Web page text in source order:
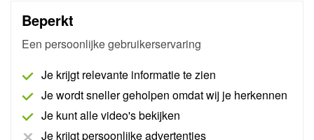
Beperkt
Een persoonlijke gebruikerservaring
Je krijgt relevante informatie te zien
Je wordt sneller geholpen omdat wij je herkennen
Je kunt alle video's bekijken
Je krijgt persoonlijke advertenties
Opel - Chevrolet
AutoNiveau maakt een bedrijfsaccount aan bij
originele handleidingen en schema's binnen
handbereik. Inclusief 30 minuten support.
Meer informatie